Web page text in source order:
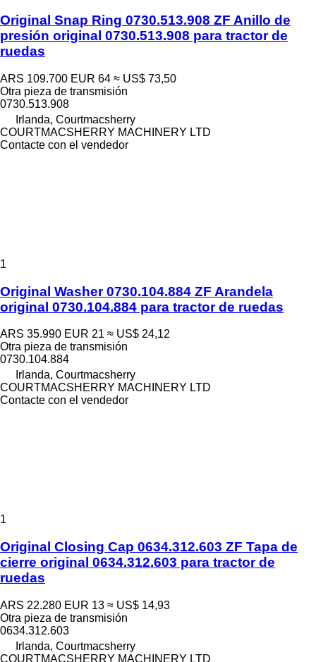
Original Snap Ring 0730.513.908 ZF Anillo de
presión original 0730.513.908 para tractor de
ruedas
ARS 109.700 EUR 64 ≈ US$ 73,50
Otra pieza de transmisión
0730.513.908
Irlanda, Courtmacsherry
COURTMACSHERRY MACHINERY LTD
Contacte con el vendedor
1
Original Washer 0730.104.884 ZF Arandela
original 0730.104.884 para tractor de ruedas
ARS 35.990 EUR 21 ≈ US$ 24,12
Otra pieza de transmisión
0730.104.884
Irlanda, Courtmacsherry
COURTMACSHERRY MACHINERY LTD
Contacte con el vendedor
1
Original Closing Cap 0634.312.603 ZF Tapa de
cierre original 0634.312.603 para tractor de
ruedas
ARS 22.280 EUR 13 ≈ US$ 14,93
Otra pieza de transmisión
0634.312.603
Irlanda, Courtmacsherry
COURTMACSHERRY MACHINERY LTD